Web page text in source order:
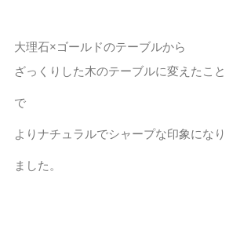
大理石×ゴールドのテーブルから
ざっくりした木のテーブルに変えたこと
で
よりナチュラルでシャープな印象になり
ました。